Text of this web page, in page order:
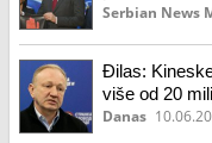
Serbian News
Đilas:
više od 20
Danas